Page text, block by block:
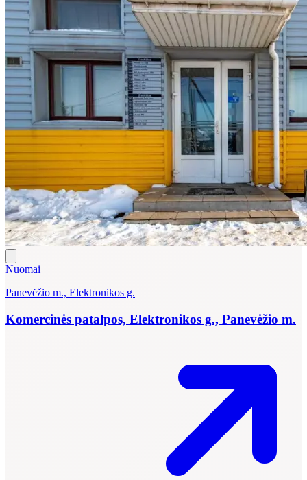
Nuomai
Panevėžio m., Elektronikos g.
Komercinės patalpos, Elektronikos g., Panevėžio m.